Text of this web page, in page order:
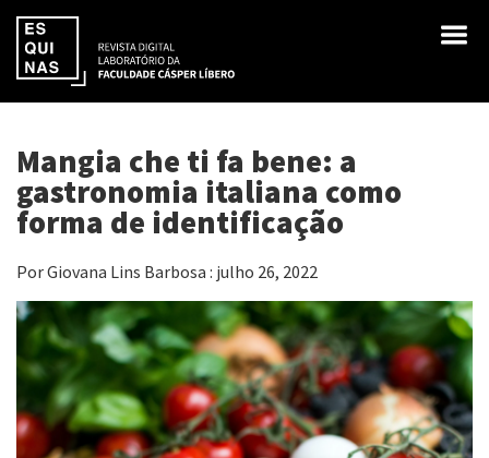
Mangia che ti fa bene: a
gastronomia italiana como
forma de identificação
Por Giovana Lins Barbosa : julho 26, 2022